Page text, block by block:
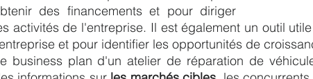
des financements et pour diriger
activités de l'entreprise. Il est également un outil
et pour identifier les opportunités de
business plan d'un atelier de réparation de